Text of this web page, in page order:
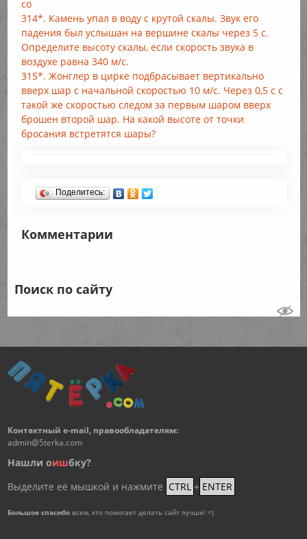
со
314*. Камень упал в воду с крутой скалы. Звук его
падения был услышан на вершине скалы через 5 с.
Определите высоту скалы, если скорость звука в
воздухе равна 340 м/с.
315*. Жонглер в цирке подбрасывает вертикально
вверх шар с начальной скоростью 10 м/с. Через 0,5 с с
такой же скоростью следом за первым шаром вверх
брошен второй шар. На какой высоте от точки
бросания встретятся шары?
Поделитесь:
Комментарии
Поиск по сайту
Контактный e-mail, правообладателям:
admin@5terka.com
Нашли оишбку?
Выделите её мышкой и нажмите CTRL + ENTER
Большое спасибовсем, кто помогает делать сайт лучше! =)